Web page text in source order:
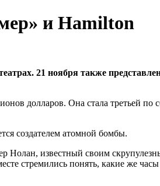
и Hamilton
21 ноября также
долларов. Она стала третьей
создателем атомной бомбы.
Нолан, известный своим
стремились понять, какие же